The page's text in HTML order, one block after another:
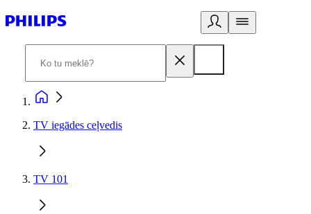
TV iegādes ceļvedis
TV 101